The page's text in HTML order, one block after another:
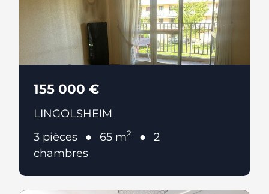
155 000 €
LINGOLSHEIM
3 pièces
65 m2
2
chambres